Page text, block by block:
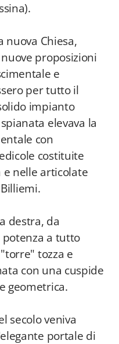
nuova Chiesa,
proposizioni
e
per tutto il
impianto
elevava la
con
costituite
nelle articolate
destra, da
potenza a tutto
tozza e
con una cuspide
geometrica.
secolo veniva
portale di